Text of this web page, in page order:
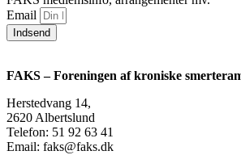
Email
Indsend
FAKS – Foreningen af kroniske
Herstedvang 14,
2620 Albertslund
Telefon: 51 92 63 41
Email: faks@faks.dk